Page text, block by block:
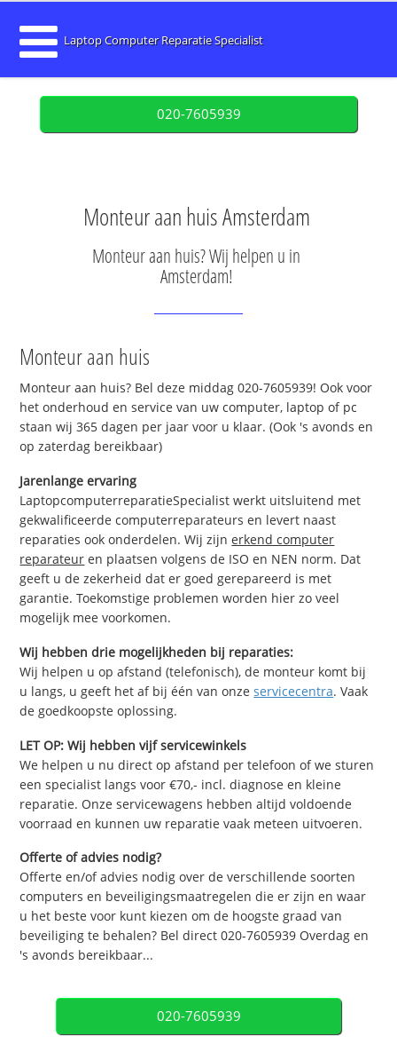
Laptop Computer Reparatie Specialist
020-7605939
Monteur aan huis Amsterdam
Monteur aan huis? Wij helpen u in
Amsterdam!
Monteur aan huis
Monteur aan huis? Bel deze middag 020-7605939! Ook voor
het onderhoud en service van uw computer, laptop of pc
staan wij 365 dagen per jaar voor u klaar. (Ook 's avonds en
op zaterdag bereikbaar)
Jarenlange ervaring
LaptopcomputerreparatieSpecialist werkt uitsluitend met
gekwalificeerde computerreparateurs en levert naast
reparaties ook onderdelen. Wij zijnerkend computer
reparateur en plaatsen volgens de ISO en NEN norm. Dat
geeft u de zekerheid dat er goed gerepareerd is met
garantie. Toekomstige problemen worden hier zo veel
mogelijk mee voorkomen.
Wij hebben drie mogelijkheden bij reparaties:
Wij helpen u op afstand (telefonisch), de monteur komt bij
u langs, u geeft het af bij één van onzeservicecentra. Vaak
de goedkoopste oplossing.
LET OP: Wij hebben vijf servicewinkels
We helpen u nu direct op afstand per telefoon of we sturen
een specialist langs voor €70,- incl. diagnose en kleine
reparatie. Onze servicewagens hebben altijd voldoende
voorraad en kunnen uw reparatie vaak meteen uitvoeren.
Offerte of advies nodig?
Offerte en/of advies nodig over de verschillende soorten
computers en beveiligingsmaatregelen die er zijn en waar
u het beste voor kunt kiezen om de hoogste graad van
beveiliging te behalen? Bel direct 020-7605939 Overdag en
's avonds bereikbaar...
020-7605939